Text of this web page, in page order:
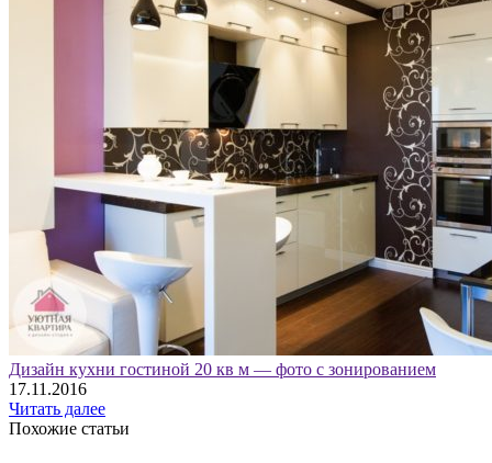
Дизайн кухни гостиной 20 кв м — фото с зонированием
17.11.2016
Читать далее
Похожие статьи